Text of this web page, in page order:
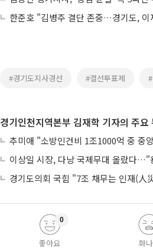
한준호 "김병주 결단 존중…경기도, 이
#경기도지사경선 #결선투표제
경기인천지역본부 김재학 기자의 주요
추미애 "소방인건비 1조1000억 중 중
이상일 시장, 다낭 국제무대 올랐다
경기도의회 국힘 "7조 채무는 인재(
좋아요
0
화